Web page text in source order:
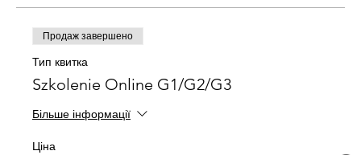
Продаж завершено
Тип квитка
Szkolenie Online G1/G2/G3
Більше інформації
Ціна